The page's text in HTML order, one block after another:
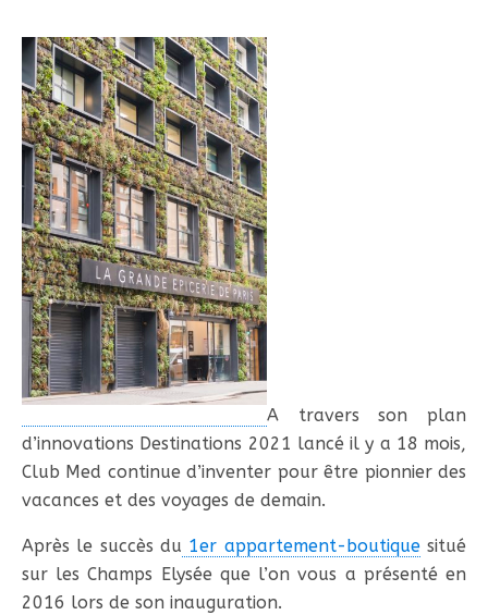
A travers son plan
d’innovations Destinations 2021 lancé il y a 18 mois,
Club Med continue d’inventer pour être pionnier des
vacances et des voyages de demain.
Après le succès du 1er appartement-boutiquesitué
sur les Champs Elysée que l’on vous a présenté en
2016 lors de son inauguration.